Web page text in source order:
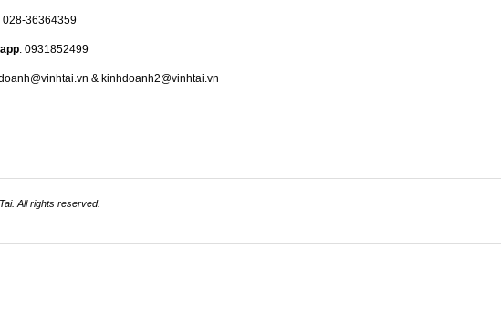
028-36364359
: 0931852499
& kinhdoanh2@vinhtai.vn
All rights reserved.